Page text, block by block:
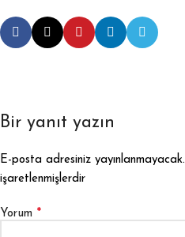
Bir yanıt yazın
E-posta adresiniz yayınlanmayacak.
işaretlenmişlerdir
Yorum *